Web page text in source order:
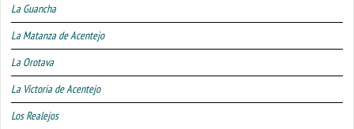
La Guancha
La Matanza de Acentejo
La Orotava
La Victoria de Acentejo
Los Realejos